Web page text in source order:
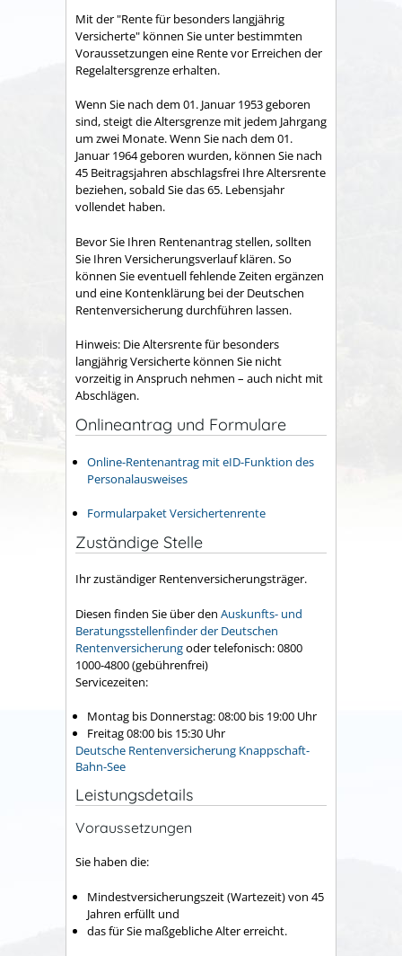
Mit der "Rente für besonders langjährig
Versicherte" können Sie unter bestimmten
Voraussetzungen eine Rente vor Erreichen der
Regelaltersgrenze erhalten.
Wenn Sie nach dem 01. Januar 1953 geboren
sind, steigt die Altersgrenze mit jedem Jahrgang
um zwei Monate. Wenn Sie nach dem 01.
Januar 1964 geboren wurden, können Sie nach
45 Beitragsjahren abschlagsfrei Ihre Altersrente
beziehen, sobald Sie das 65. Lebensjahr
vollendet haben.
Bevor Sie Ihren Rentenantrag stellen, sollten
Sie Ihren Versicherungsverlauf klären. So
können Sie eventuell fehlende Zeiten ergänzen
und eine Kontenklärung bei der Deutschen
Rentenversicherung durchführen lassen.
Hinweis: Die Altersrente für besonders
langjährig Versicherte können Sie nicht
vorzeitig in Anspruch nehmen – auch nicht mit
Abschlägen.
Onlineantrag und Formulare
Online-Rentenantrag mit eID-Funktion des
Personalausweises
Formularpaket Versichertenrente
Zuständige Stelle
Ihr zuständiger Rentenversicherungsträger.
Diesen finden Sie über den Auskunfts- und
Beratungsstellenfinder der Deutschen
Rentenversicherungoder telefonisch: 0800
1000-4800 (gebührenfrei)
Servicezeiten:
Montag bis Donnerstag: 08:00 bis 19:00 Uhr
Freitag 08:00 bis 15:30 Uhr
Deutsche Rentenversicherung Knappschaft-
Bahn-See
Leistungsdetails
Voraussetzungen
Sie haben die:
Mindestversicherungszeit (Wartezeit) von 45
Jahren erfüllt und
das für Sie maßgebliche Alter erreicht.